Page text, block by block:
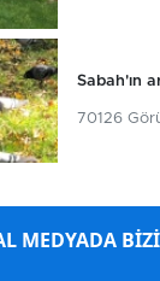
Sabah'ın
70126
MEDYADA